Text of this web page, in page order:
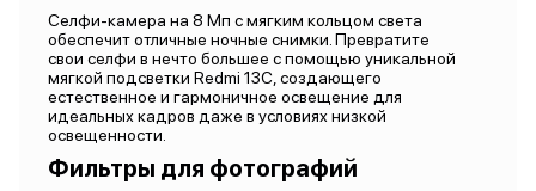
Селфи-камера на 8 Мп с мягким кольцом света
обеспечит отличные ночные снимки. Превратите
свои селфи в нечто большее с помощью уникальной
мягкой подсветки Redmi 13C, создающего
естественное и гармоничное освещение для
идеальных кадров даже в условиях низкой
освещенности.
Фильтры для фотографий